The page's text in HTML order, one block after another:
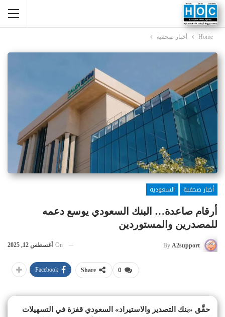
Home أخبار صحفية
أخبار صحفية
السعودية
أرقام صاعدة… البنك السعودي يوسع دعمه
للمصدرين والمستوردين
By A2support
On أغسطس 12, 2025
0
Share
Facebook
حقَّق «بنك التصدير والاستيراد» السعودي قفزة في التسهيلات